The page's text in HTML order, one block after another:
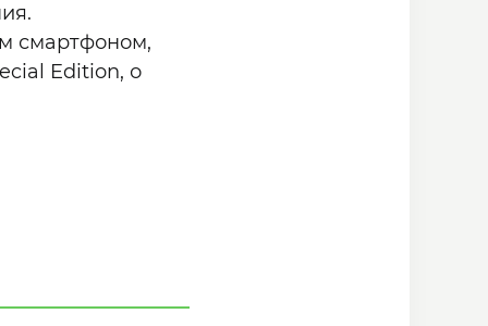
смартфоном,
Edition, о